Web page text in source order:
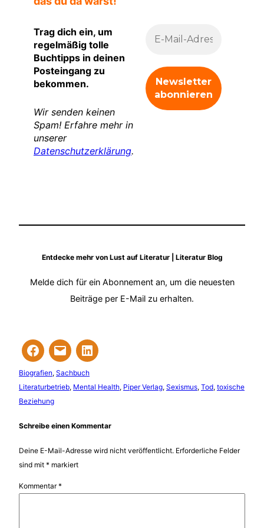
Trag dich ein, um
regelmäßig tolle
Buchtipps in deinen
Posteingang zu
bekommen.
Wir senden keinen
Spam! Erfahre mehr in
unserer
Datenschutzerklärung.
Entdecke mehr von Lust auf Literatur | Literatur Blog
Melde dich für ein Abonnement an, um die neuesten
Beiträge per E-Mail zu erhalten.
Biografien, Sachbuch
Literaturbetrieb, Mental Health, Piper Verlag, Sexismus, Tod, toxische
Beziehung
Schreibe einen Kommentar
Deine E-Mail-Adresse wird nicht veröffentlicht. Erforderliche Felder
sind mit * markiert
Kommentar*